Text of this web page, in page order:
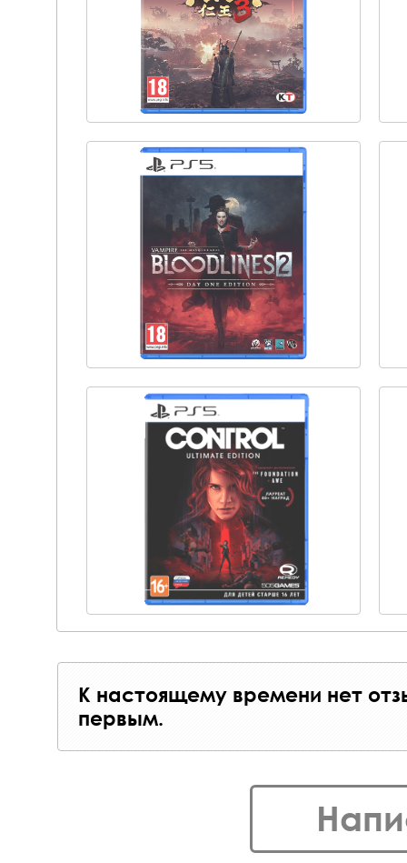
К настоящему времени нет
первым.